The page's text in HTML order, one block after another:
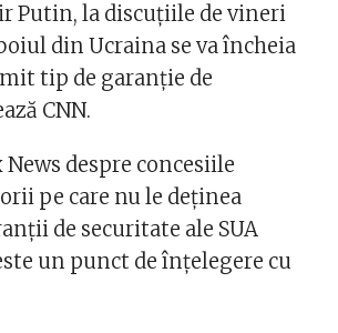
Putin, la discuţiile de vineri
din Ucraina se va încheia
tip de garanţie de
CNN.
despre concesiile
pe care nu le deţinea
de securitate ale SUA
un punct de înţelegere cu